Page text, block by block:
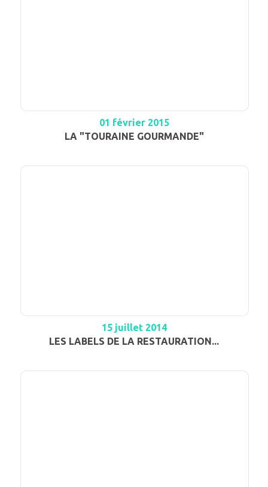
01 février 2015
LA "TOURAINE GOURMANDE"
15 juillet 2014
LES LABELS DE LA RESTAURATION...